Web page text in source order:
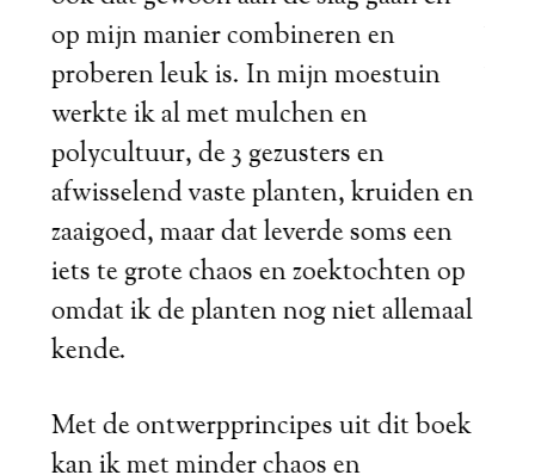
op mijn manier combineren en
proberen leuk is. In mijn moestuin
werkte ik al met mulchen en
polycultuur, de 3 gezusters en
afwisselend vaste planten, kruiden en
zaaigoed, maar dat leverde soms een
iets te grote chaos en zoektochten op
omdat ik de planten nog niet allemaal
kende.
Met de ontwerpprincipes uit dit boek
kan ik met minder chaos en